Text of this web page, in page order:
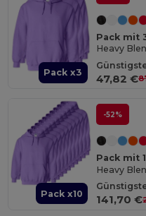
Pack x3
Pack mit
Heavy
47,82 €
Pack x10
-52%
Pack mit
Heavy
141,70 €